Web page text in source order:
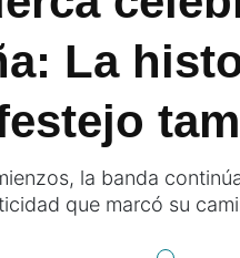
La
la banda
que marcó su